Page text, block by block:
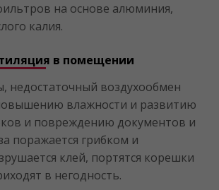
на основе алюминия,
калия.
в помещении
недостаточный воздухообмен
влажности и развитию
и повреждению документов и
поражается грибком и
клей, портятся корешки
в негодность.